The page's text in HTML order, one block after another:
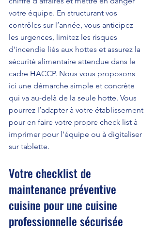
votre équipe. En structurant vos
contrôles sur l’année, vous anticipez
les urgences, limitez les risques
d’incendie liés aux hottes et assurez la
sécurité alimentaire attendue dans le
cadre HACCP. Nous vous proposons
ici une démarche simple et concrète
qui va au-delà de la seule hotte. Vous
pourrez l’adapter à votre établissement
pour en faire votre propre check list à
imprimer pour l’équipe ou à digitaliser
sur tablette.
Votre checklist de
maintenance préventive
cuisine pour une cuisine
professionnelle sécurisée